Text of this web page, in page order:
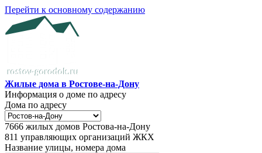
Перейти к основному содержанию
Жилые дома в Ростове-на-Дону
Информация о доме по адресу
Дома по адресу
7666 жилых домов Ростова-на-Дону
811 управляющих организаций ЖКХ
Название улицы, номера дома